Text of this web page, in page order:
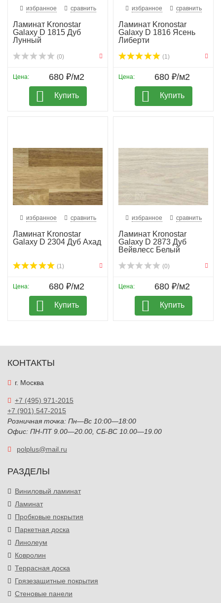
избранное сравнить
Ламинат Kronostar
Galaxy D 1815 Дуб
Лунный
(0)
Цена: 680 ₽/м2
Купить
избранное сравнить
Ламинат Kronostar
Galaxy D 1816 Ясень
Либерти
(1)
Цена: 680 ₽/м2
Купить
избранное сравнить
Ламинат Kronostar
Galaxy D 2304 Дуб Ахад
(1)
Цена: 680 ₽/м2
Купить
избранное сравнить
Ламинат Kronostar
Galaxy D 2873 Дуб
Вейвлесс Белый
(0)
Цена: 680 ₽/м2
Купить
КОНТАКТЫ
г. Москва
+7 (495) 971-2015
+7 (901) 547-2015
Розничная точка: Пн—Вс 10:00—18:00
Офис: ПН-ПТ 9.00—20.00, СБ-ВС 10.00—19.00
polplus@mail.ru
РАЗДЕЛЫ
Виниловый ламинат
Ламинат
Пробковые покрытия
Паркетная доска
Линолеум
Ковролин
Террасная доска
Грязезащитные покрытия
Стеновые панели